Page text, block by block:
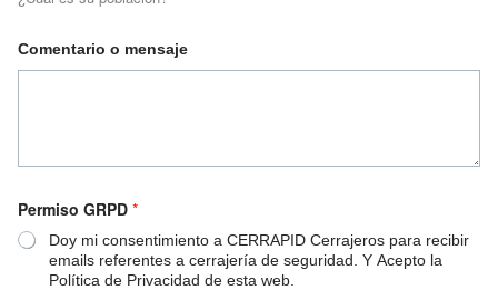
Comentario o mensaje
Permiso GRPD *
Doy mi consentimiento a CERRAPID Cerrajeros para recibir
emails referentes a cerrajería de seguridad. Y Acepto la
Política de Privacidad de esta web.